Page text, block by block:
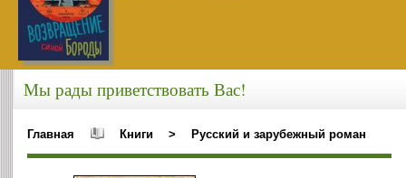
Мы рады приветствовать Вас!
Главная Книги > Русский и зарубежный роман